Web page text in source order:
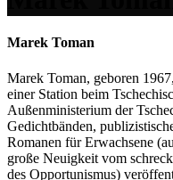
Marek Toman
Marek Toman, geboren
einer Station beim
Außenministerium der
Gedichtbänden,
Romanen für Erwachsene
große Neuigkeit vom
des Opportunismus)